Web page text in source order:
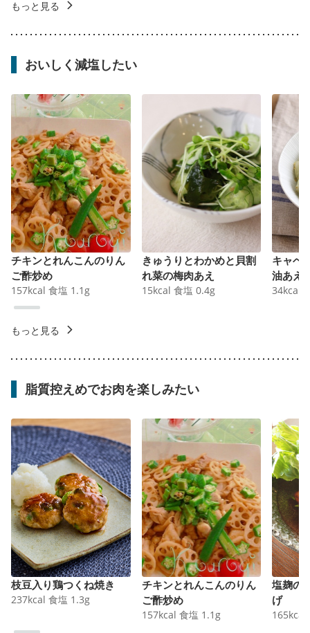
もっと見る
おいしく減塩したい
チキンとれんこんのりん
ご酢炒め
157kcal 食塩 1.1 g
きゅうりとわかめと貝割
れ菜の梅肉あえ
15kcal 食塩 0.4g
キャベ
油あえ
34kcal
もっと見る
脂質控えめでお肉を楽しみたい
枝豆入り鶏つくね焼き
237kcal 食塩 1.3g
チキンとれんこんのりん
ご酢炒め
157kcal 食塩 1.1 g
塩麹の
げ
165kcal